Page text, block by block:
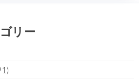
リー